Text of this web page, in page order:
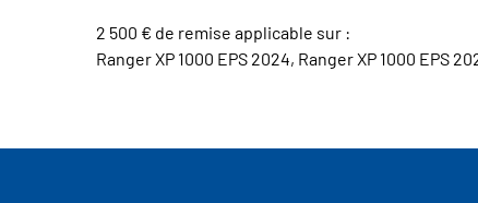
2 500 € de remise applicable sur :
Ranger XP 1000 EPS 2024, Ranger XP 1000 EPS